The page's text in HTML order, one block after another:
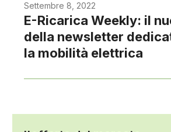
Settembre 8, 2022
E-Ricarica Weekly: il
della newsletter
la mobilità elettrica